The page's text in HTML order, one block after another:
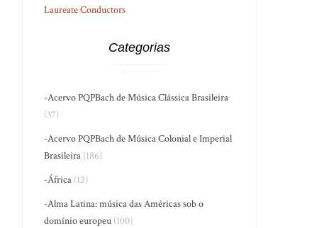
Laureate Conductors
Categorias
-Acervo PQPBach de Música Clássica Brasileira
(37)
-Acervo PQPBach de Música Colonial e Imperial
Brasileira (186)
-África (12)
-Alma Latina: música das Américas sob o
domínio europeu (100)